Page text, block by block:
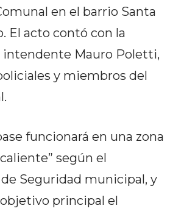
LOS
SIN QUE
en el barrio Santa
El acto contó con la
intendente Mauro Poletti,
y miembros del
funcionará en una zona
según el
Seguridad municipal, y
principal el